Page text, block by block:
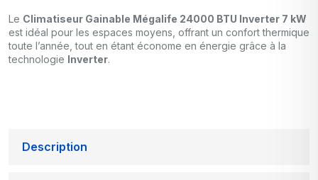
Le Climatiseur Gainable Mégalife 24000 BTU Inverter 7 kW
est idéal pour les espaces moyens, offrant un confort thermique
toute l’année, tout en étant économe en énergie grâce à la
technologie Inverter.
Description